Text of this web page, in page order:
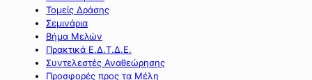
Τομείς Δράσης
Σεμινάρια
Βήμα Μελών
Πρακτικά Ε.Δ.Τ.Δ.Ε.
Συντελεστές Αναθεώρησης
Προσφορές προς τα Μέλη